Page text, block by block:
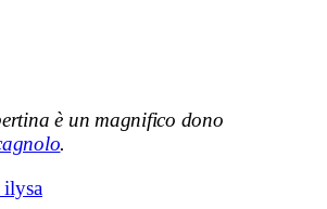
è un magnifico dono
.